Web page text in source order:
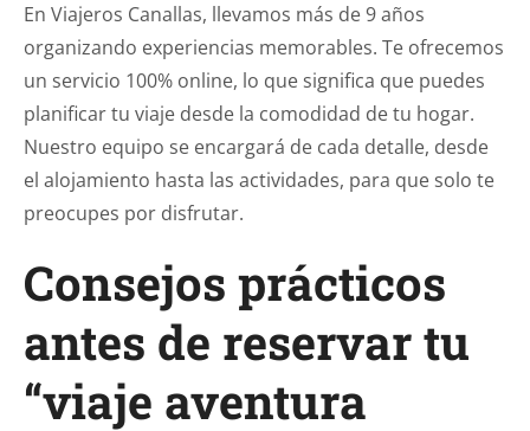
En Viajeros Canallas, llevamos más de 9 años
organizando experiencias memorables. Te ofrecemos
un servicio 100% online, lo que significa que puedes
planificar tu viaje desde la comodidad de tu hogar.
Nuestro equipo se encargará de cada detalle, desde
el alojamiento hasta las actividades, para que solo te
preocupes por disfrutar.
Consejos prácticos
antes de reservar tu
“viaje aventura